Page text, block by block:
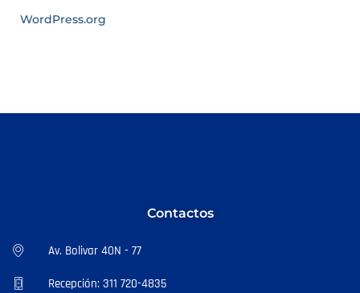
WordPress.org
Contactos
Av. Bolivar 40N - 77
Recepción: 311 720-4835